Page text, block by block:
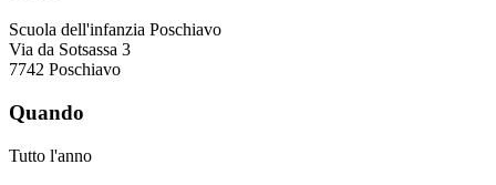
Scuola dell'infanzia Poschiavo
Via da Sotsassa 3
7742 Poschiavo
Quando
Tutto l'anno